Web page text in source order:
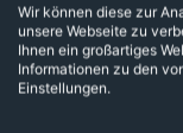
sehr kurze Laufzeiten: 27,88%
Wir können diese zur
unsere Webseite zu
Ihnen ein großartiges
Informationen zu den
Einstellungen.